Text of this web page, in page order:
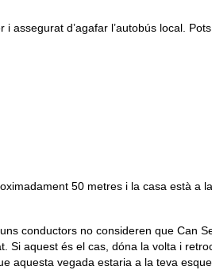
assegurat d’agafar l’autobús local.
50 metres i la casa està a
conductors no consideren que Can
Si aquest és el cas, dóna la volta i
aquesta vegada estaria a la teva